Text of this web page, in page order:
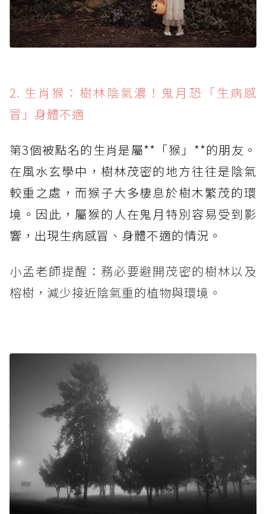
2. 生肖猴：樹林陰氣濃！鬼月恐「生病感
冒」身體不適
第3個被點名的生肖是屬**「猴」**的朋友。
在風水玄學中，樹林茂密的地方往往是陰氣
較重之處，而猴子大多棲息於樹木繁茂的環
境。因此，屬猴的人在鬼月特別容易受到影
響，出現生病感冒、身體不適的情況。
小孟老師提醒：務必要避開茂密的樹林以及
榕樹，減少接近陰氣重的植物與環境。